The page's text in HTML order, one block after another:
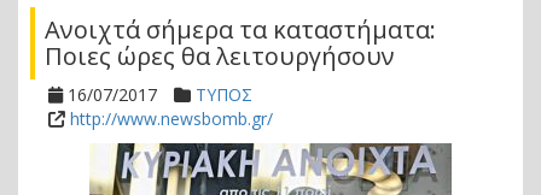
Ανοιχτά σήμερα τα καταστήματα:
Ποιες ώρες θα λειτουργήσουν
16/07/2017
ΤΥΠΟΣ
http://www.newsbomb.gr/